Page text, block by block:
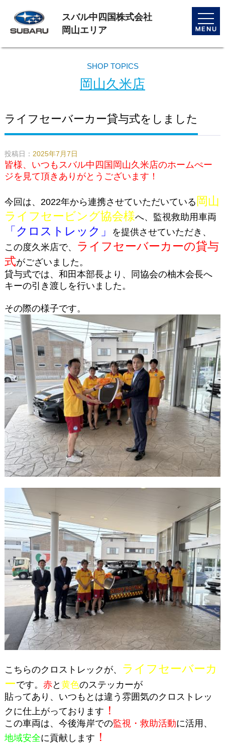
toggle
スバル中四国株式会社
岡山エリア
SHOP TOPICS
岡山久米店
ライフセーバーカー貸与式をしました
投稿日： 2025年7月7日
皆様、いつもスバル中四国岡山久米店のホームぺー
ジを見て頂きありがとうございます！
今回は、2022年から連携させていただいている 岡山
ライフセービング協会様へ、監視救助用車両
「クロストレック」
を提供させていただき、
この度久米店で、
ライフセーバーカーの貸与
式がございました。
貸与式では、和田本部長より、同協会の柚木会長へ
キーの引き渡しを行いました。
その際の様子です。
こちらのクロストレックが、
ライフセーバーカ
ーです。 赤と 黄色のステッカーが
貼ってあり、いつもとは違う雰囲気のクロストレッ
クに仕上がっております ！
この車両は、今後海岸での監視・救助活動に活用、
地域安全に貢献します ！